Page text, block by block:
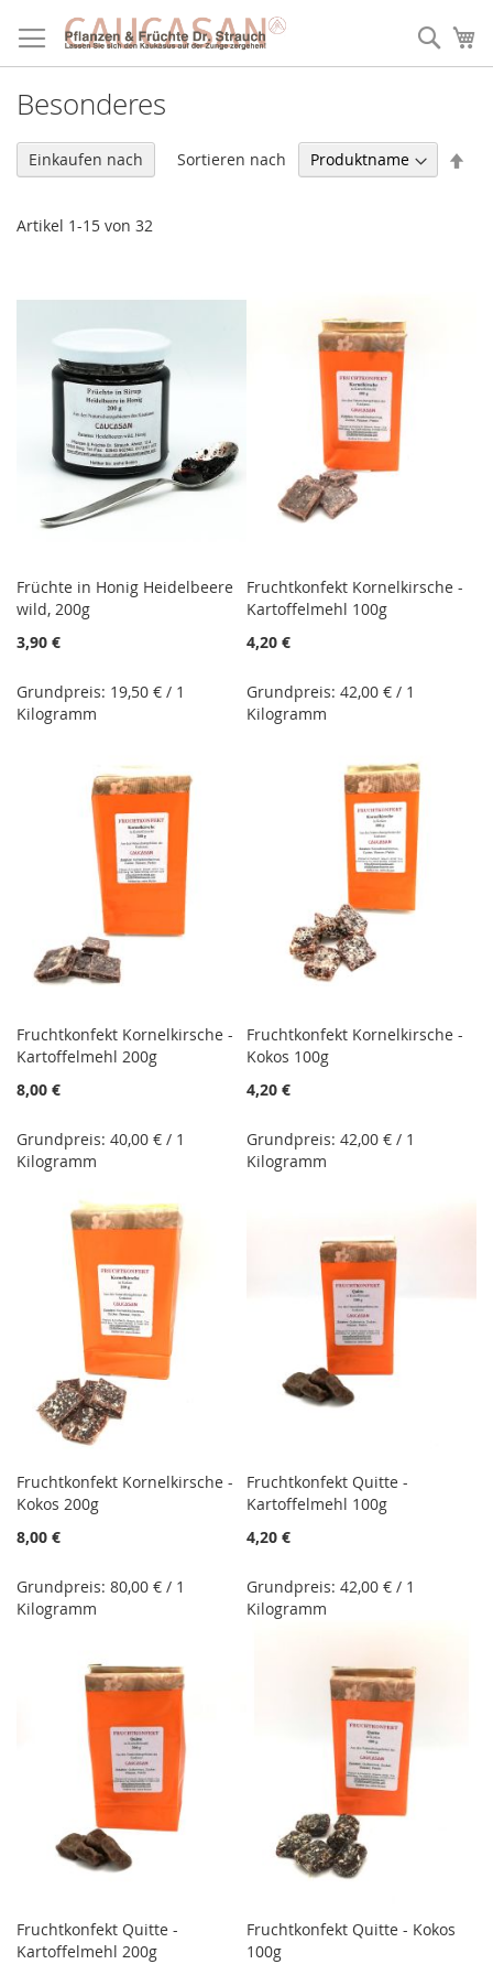
zum
Inhalt
Besonderes
Artikel 1-15 von 32
Sortieren nach
Früchte in Honig Heidelbeere
wild, 200g
3,90 €
Grundpreis: 19,50 € / 1
Kilogramm
Fruchtkonfekt Kornelkirsche -
Kartoffelmehl 100g
4,20 €
Grundpreis: 42,00 € / 1
Kilogramm
Fruchtkonfekt Kornelkirsche -
Kartoffelmehl 200g
8,00 €
Grundpreis: 40,00 € / 1
Kilogramm
Fruchtkonfekt Kornelkirsche -
Kokos 100g
4,20 €
Grundpreis: 42,00 € / 1
Kilogramm
Fruchtkonfekt Kornelkirsche -
Kokos 200g
8,00 €
Grundpreis: 80,00 € / 1
Kilogramm
Fruchtkonfekt Quitte -
Kartoffelmehl 100g
4,20 €
Grundpreis: 42,00 € / 1
Kilogramm
Fruchtkonfekt Quitte -
Kartoffelmehl 200g
Fruchtkonfekt Quitte - Kokos
100g
Einkaufen nach